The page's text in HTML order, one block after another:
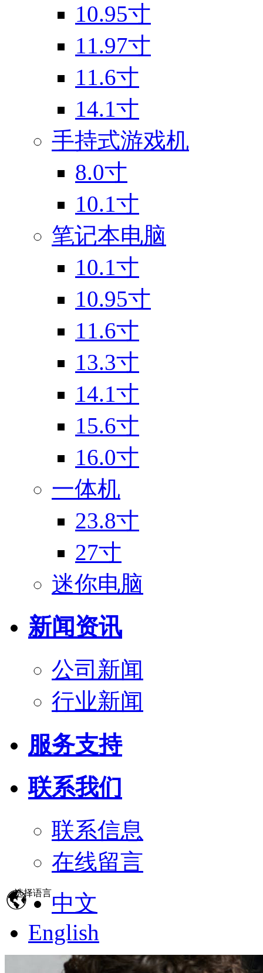
10.95寸
11.97寸
11.6寸
14.1寸
手持式游戏机
8.0寸
10.1寸
笔记本电脑
10.1寸
10.95寸
11.6寸
13.3寸
14.1寸
15.6寸
16.0寸
一体机
23.8寸
27寸
迷你电脑
新闻资讯
公司新闻
行业新闻
服务支持
联系我们
联系信息
在线留言
选择语言中文
English